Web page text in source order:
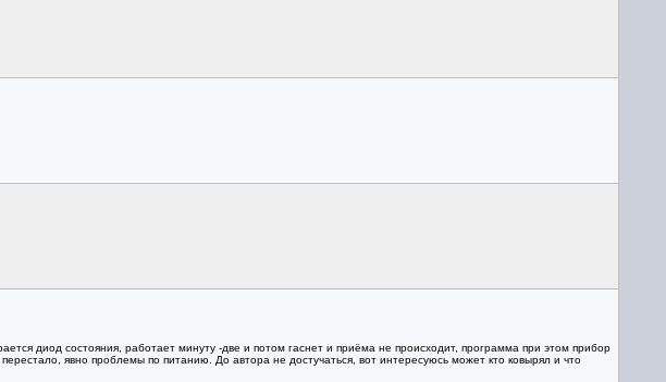
диод состояния, работает минуту -две и потом гаснет и приёма не происходит, программа при этом прибор
явно проблемы по питанию. До автора не достучаться, вот интересуюсь может кто ковырял и что